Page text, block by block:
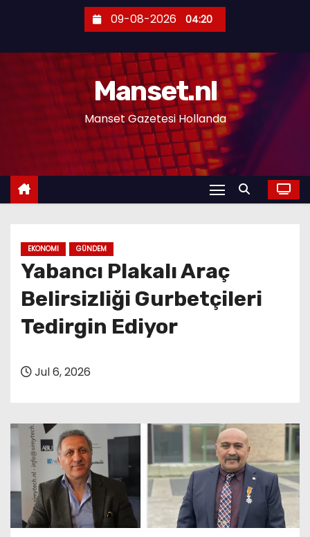
e
09-08-2026 04:20
Manset.nl
Manset Gazetesi Hollanda
EKONOMI GÜNDEM
Yabancı Plakalı Araç
Belirsizliği Gurbetçileri
Tedirgin Ediyor
Jul 6, 2026